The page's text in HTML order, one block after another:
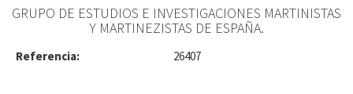
GRUPO DE ESTUDIOS E INVESTIGACIONES MARTINISTAS
Y MARTINEZISTAS DE ESPAÑA.
Referencia: 26407